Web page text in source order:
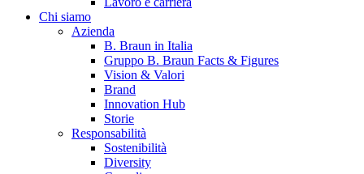
Eccellenza a livello globale.
Chi siamo
Azienda
B. Braun in Italia
Gruppo B. Braun Facts & Figures
Vision & Valori
Brand
Innovation Hub
Storie
Responsabilità
Sostenibilità
Diversity